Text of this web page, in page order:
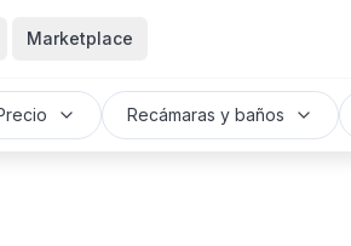
Marketplace
Recámaras y baños